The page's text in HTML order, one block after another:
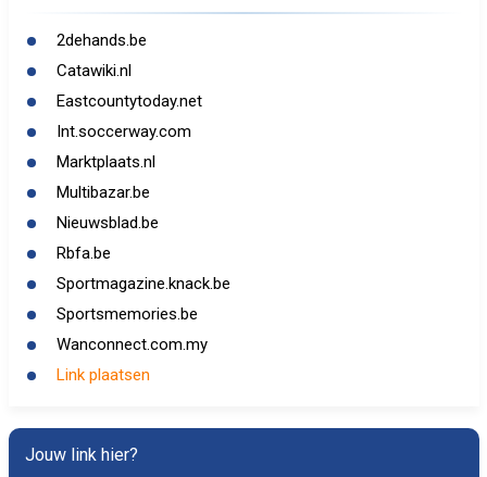
2dehands.be
Catawiki.nl
Eastcountytoday.net
Int.soccerway.com
Marktplaats.nl
Multibazar.be
Nieuwsblad.be
Rbfa.be
Sportmagazine.knack.be
Sportsmemories.be
Wanconnect.com.my
Link plaatsen
Jouw link hier?